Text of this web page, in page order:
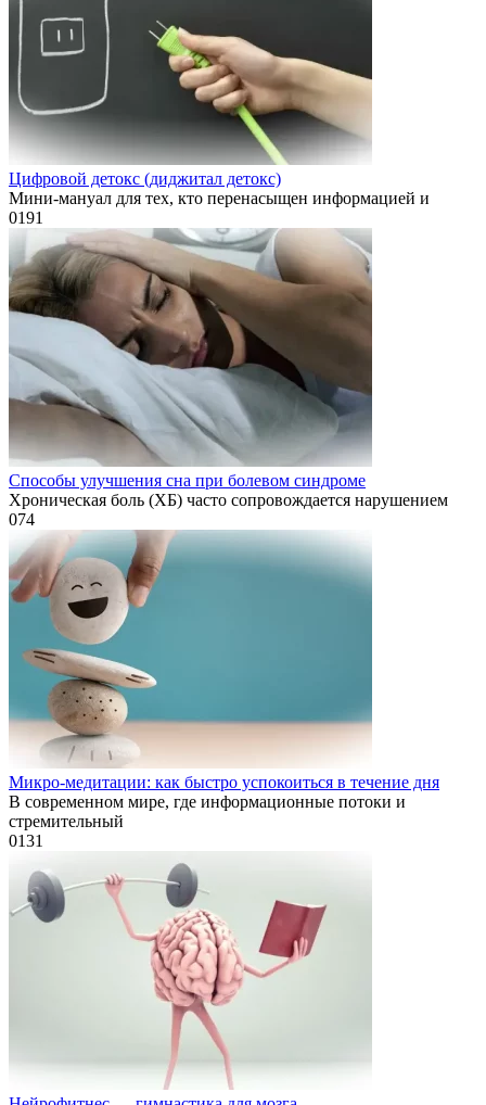
Цифровой детокс (диджитал детокс)
Мини-мануал для тех, кто перенасыщен информацией и
0191
Способы улучшения сна при болевом синдроме
Хроническая боль (ХБ) часто сопровождается нарушением
074
Микро-медитации: как быстро успокоиться в течение дня
В современном мире, где информационные потоки и
стремительный
0131